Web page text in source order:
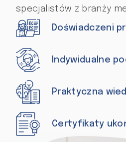
specjalistów z branży
Doświadczeni
Indywidualne
Praktyczna
Certyfikaty